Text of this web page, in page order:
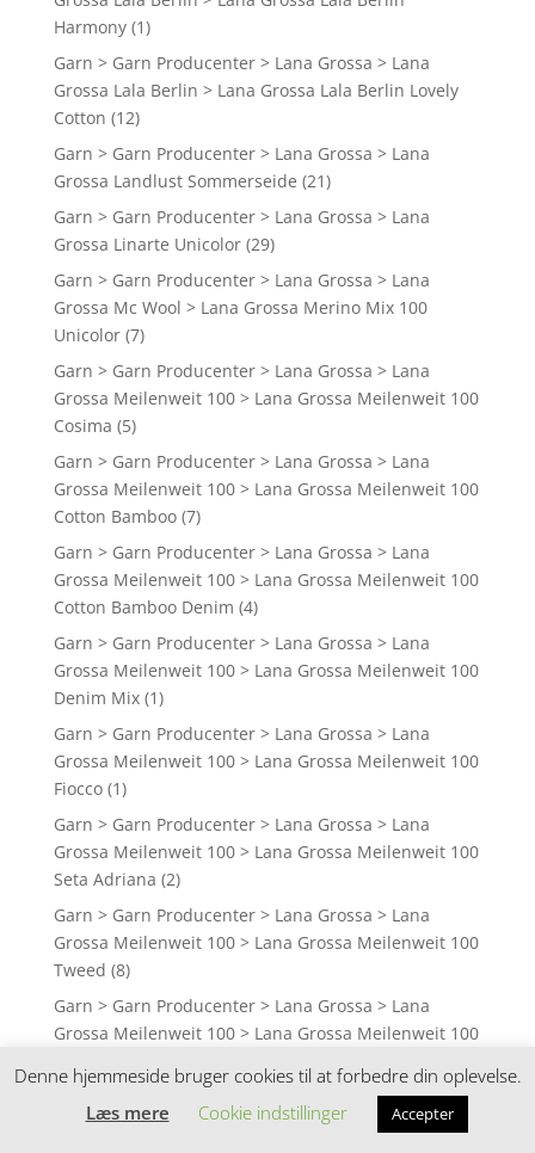
Harmony (1)
Garn > Garn Producenter > Lana Grossa > Lana
Grossa Lala Berlin > Lana Grossa Lala Berlin Lovely
Cotton (12)
Garn > Garn Producenter > Lana Grossa > Lana
Grossa Landlust Sommerseide (21)
Garn > Garn Producenter > Lana Grossa > Lana
Grossa Linarte Unicolor (29)
Garn > Garn Producenter > Lana Grossa > Lana
Grossa Mc Wool > Lana Grossa Merino Mix 100
Unicolor (7)
Garn > Garn Producenter > Lana Grossa > Lana
Grossa Meilenweit 100 > Lana Grossa Meilenweit 100
Cosima (5)
Garn > Garn Producenter > Lana Grossa > Lana
Grossa Meilenweit 100 > Lana Grossa Meilenweit 100
Cotton Bamboo (7)
Garn > Garn Producenter > Lana Grossa > Lana
Grossa Meilenweit 100 > Lana Grossa Meilenweit 100
Cotton Bamboo Denim (4)
Garn > Garn Producenter > Lana Grossa > Lana
Grossa Meilenweit 100 > Lana Grossa Meilenweit 100
Denim Mix (1)
Garn > Garn Producenter > Lana Grossa > Lana
Grossa Meilenweit 100 > Lana Grossa Meilenweit 100
Fiocco (1)
Garn > Garn Producenter > Lana Grossa > Lana
Grossa Meilenweit 100 > Lana Grossa Meilenweit 100
Seta Adriana (2)
Garn > Garn Producenter > Lana Grossa > Lana
Grossa Meilenweit 100 > Lana Grossa Meilenweit 100
Tweed (8)
Garn > Garn Producenter > Lana Grossa > Lana
Grossa Meilenweit 100 > Lana Grossa Meilenweit 100
Garn > Garn Producenter > Lana Grossa > Lana
Grossa Meilenweit 100 Aktion (4)
Denne hjemmeside bruger cookies til at forbedre din oplevelse.
Læs mere
Cookie indstillinger Accepter